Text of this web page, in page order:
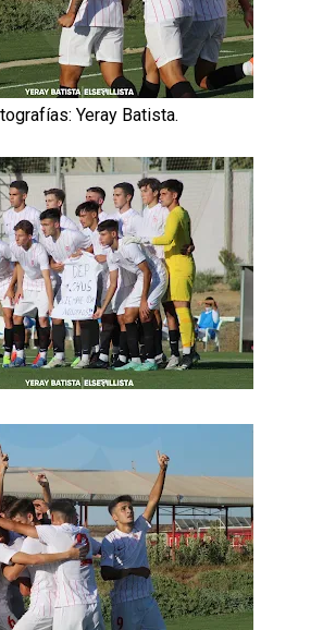
a Agoumé entre las cinco
Sevilla para cerrar su fichaje a la
Yeray Batista.